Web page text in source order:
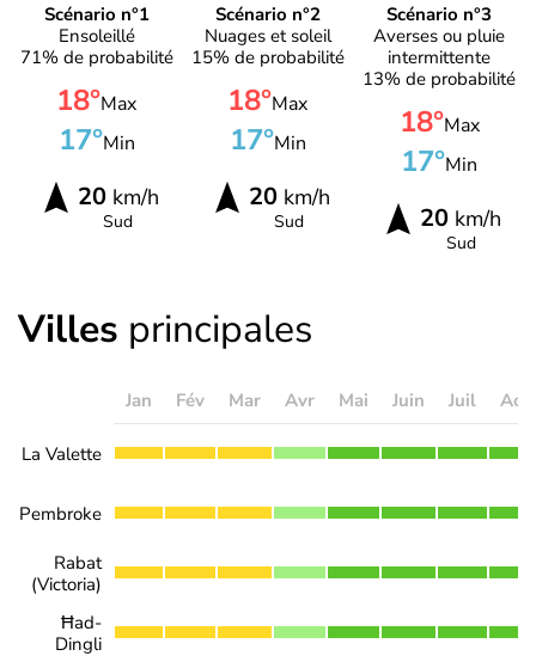
Scénario n°1
Ensoleillé
71% de probabilité
18°Max
17°Min
20km/h
Sud
Scénario n°2
Nuages et soleil
15% de probabilité
18°Max
17°Min
20km/h
Sud
Scénario n°3
Averses ou pluie
intermittente
13% de probabilité
18°Max
17°Min
20 km/h
Sud
Villes principales
Jan Fév Mar Avr Mai Juin Juil
La Valette
Pembroke
Rabat
(Victoria)
Ħad-
Dingli